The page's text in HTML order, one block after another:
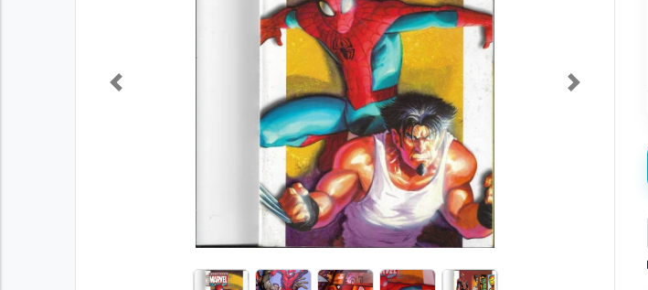
Previous Next